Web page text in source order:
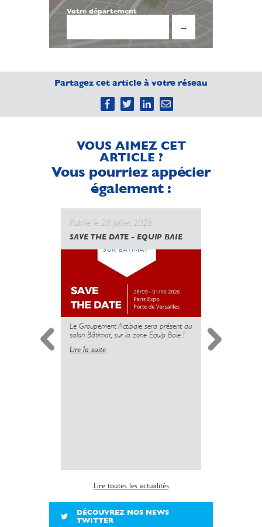
Votre département
→
Partagez cet article à votre réseau
VOUS AIMEZ CET
ARTICLE ?
Vous pourriez appécier
également :
Publié le 28 juillet 2026
SAVE THE DATE - EQUIP BAIE
Le Groupement Actibaie sera présent au
salon Bâtimat, sur la zone Equip Baie !
Lire la suite
Lire toutes les actualités
DÉCOUVREZ NOS NEWS
TWITTER